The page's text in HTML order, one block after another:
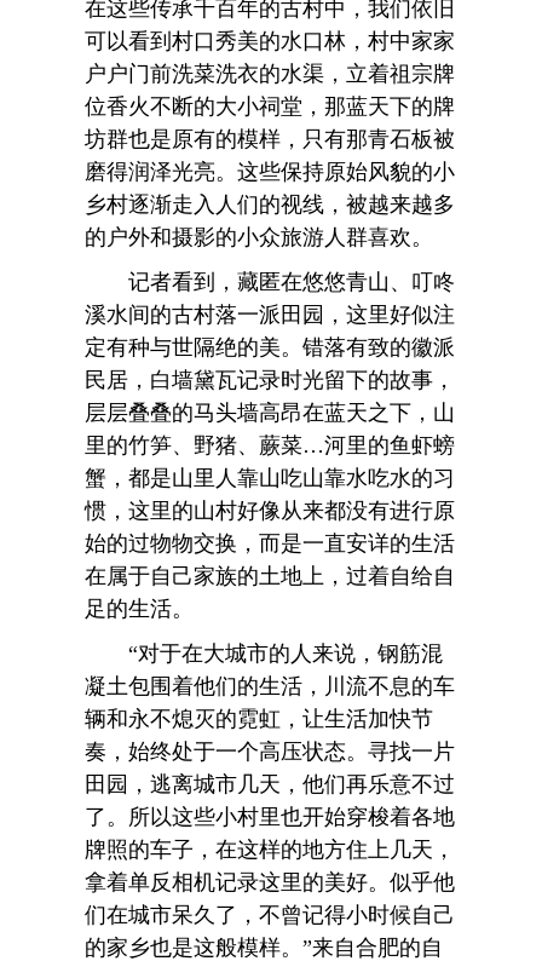
在这些传承千百年的古村中，我们依旧
可以看到村口秀美的水口林，村中家家
户户门前洗菜洗衣的水渠，立着祖宗牌
位香火不断的大小祠堂，那蓝天下的牌
坊群也是原有的模样，只有那青石板被
磨得润泽光亮。这些保持原始风貌的小
乡村逐渐走入人们的视线，被越来越多
的户外和摄影的小众旅游人群喜欢。
记者看到，藏匿在悠悠青山、叮咚
溪水间的古村落一派田园，这里好似注
定有种与世隔绝的美。错落有致的徽派
民居，白墙黛瓦记录时光留下的故事，
层层叠叠的马头墙高昂在蓝天之下，山
里的竹笋、野猪、蕨菜…河里的鱼虾螃
蟹，都是山里人靠山吃山靠水吃水的习
惯，这里的山村好像从来都没有进行原
始的过物物交换，而是一直安详的生活
在属于自己家族的土地上，过着自给自
足的生活。
“对于在大城市的人来说，钢筋混
凝土包围着他们的生活，川流不息的车
辆和永不熄灭的霓虹，让生活加快节
奏，始终处于一个高压状态。寻找一片
田园，逃离城市几天，他们再乐意不过
了。所以这些小村里也开始穿梭着各地
牌照的车子，在这样的地方住上几天，
拿着单反相机记录这里的美好。似乎他
们在城市呆久了，不曾记得小时候自己
的家乡也是这般模样。”来自合肥的自